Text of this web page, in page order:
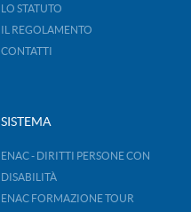
LO STATUTO
IL REGOLAMENTO
CONTATTI
SISTEMA
ENAC - DIRITTI PERSONE CON
DISABILITÀ
ENAC FORMAZIONE TOUR